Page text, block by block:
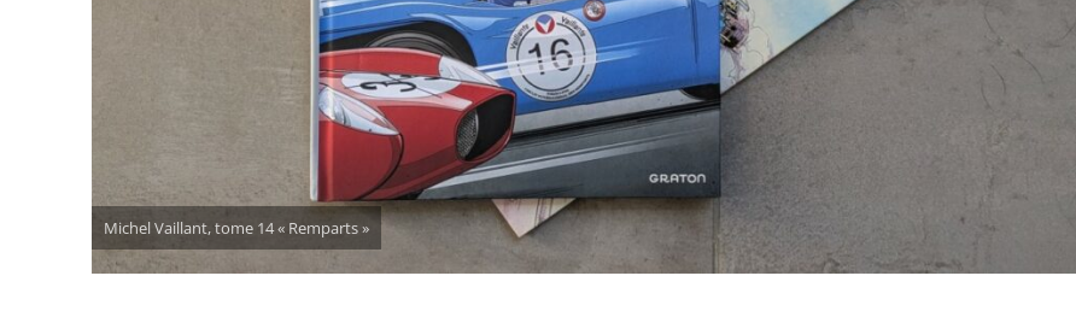
Michel Vaillant, tome 14 « Remparts »